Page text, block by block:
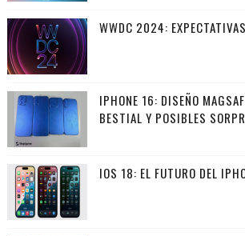
WWDC 2024:
IPHONE 16: DISEÑO
BESTIAL Y POSIBLES
IOS 18: EL FUTURO DEL